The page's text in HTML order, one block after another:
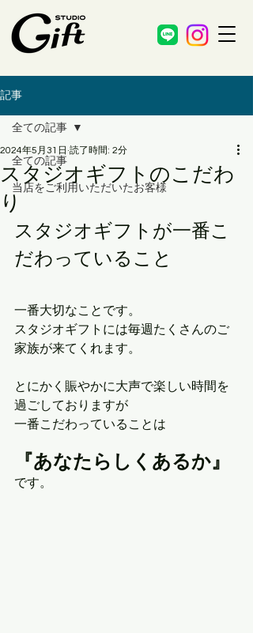
記事
全ての記事
当店をご利用いただいたお客様
全ての記事
スタジオギフトのこだわ
り
2024年5月31日 読了時間: 2分
スタジオギフトが一番こ
だわっていること
一番大切なことです。
スタジオギフトには毎週たくさんのご
家族が来てくれます。
とにかく賑やかに大声で楽しい時間を
過ごしておりますが
一番こだわっていることは
『あなたらしくあるか』
です。